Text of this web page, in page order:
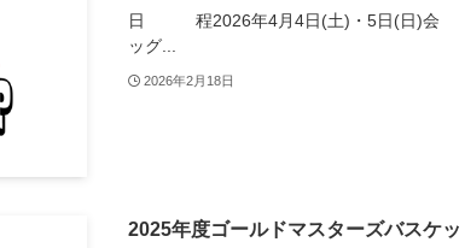
日 程2026年4月4日(土)・5日(日)会
ッグ...
2026年2月18日
2025年度ゴールドマスターズバスケ